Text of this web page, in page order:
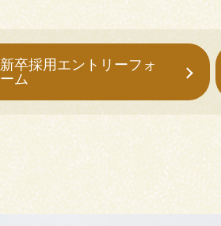
新卒採用エントリーフォ
ーム